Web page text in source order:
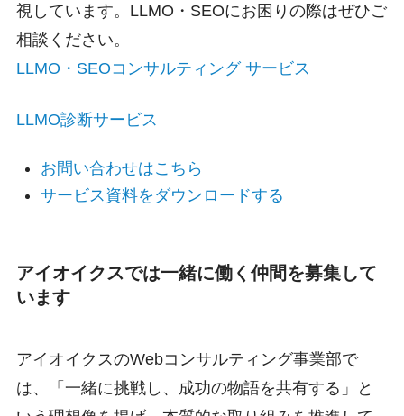
視しています。LLMO・SEOにお困りの際はぜひご
相談ください。
LLMO・SEOコンサルティング サービス
LLMO診断サービス
お問い合わせはこちら
サービス資料をダウンロードする
アイオイクスでは一緒に働く仲間を募集して
います
アイオイクスのWebコンサルティング事業部で
は、「一緒に挑戦し、成功の物語を共有する」と